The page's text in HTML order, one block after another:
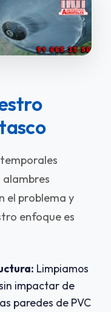
el problema y
enfoque es
Limpiamos
impactar de
paredes de PVC